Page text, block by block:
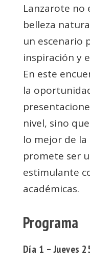
Lanzarote no
belleza
un escenario
inspiración y
En este
la
nivel, sino
lo mejor de
promete ser
estimulante
académicas.
Programa
Día 1 – Jueves